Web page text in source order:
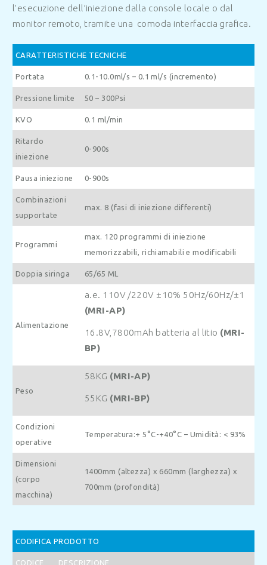
l’esecuzione dell’iniezione dalla console locale o dal
monitor remoto, tramite una comoda interfaccia grafica.
CARATTERISTICHE TECNICHE
Portata 0.1-10.0ml/s – 0.1 ml/s (incremento)
Pressione limite 50 – 300Psi
KVO 0.1 ml/min
Ritardo
iniezione
0-900s
Pausa iniezione 0-900s
Combinazioni
supportate
max. 8 (fasi di iniezione differenti)
Programmi
max. 120 programmi di iniezione
memorizzabili, richiamabili e modificabili
Doppia siringa 65/65 ML
Alimentazione
a.e. 110V /220V ±10% 50Hz/60Hz/±1
(MRI-AP)
16.8V,7800mAh batteria al litio (MRI-
BP)
Peso
58KG (MRI-AP)
55KG (MRI-BP)
Condizioni
operative
Temperatura:+ 5°C-+40°C – Umidità: < 93%
Dimensioni
(corpo
macchina)
1400mm (altezza) x 660mm (larghezza) x
700mm (profondità)
CODIFICA PRODOTTO
CODICE DESCRIZIONE